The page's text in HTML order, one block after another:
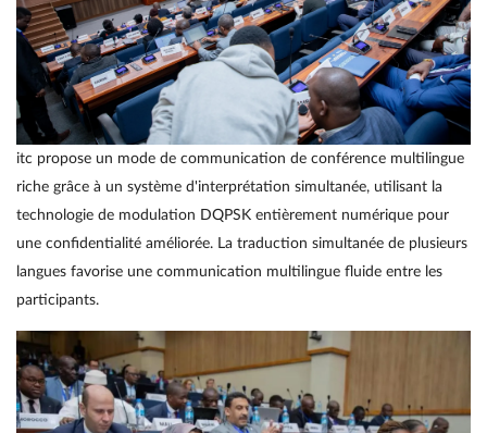
itc propose un mode de communication de conférence multilingue
riche grâce à un système d'interprétation simultanée, utilisant la
technologie de modulation DQPSK entièrement numérique pour
une confidentialité améliorée. La traduction simultanée de plusieurs
langues favorise une communication multilingue fluide entre les
participants.